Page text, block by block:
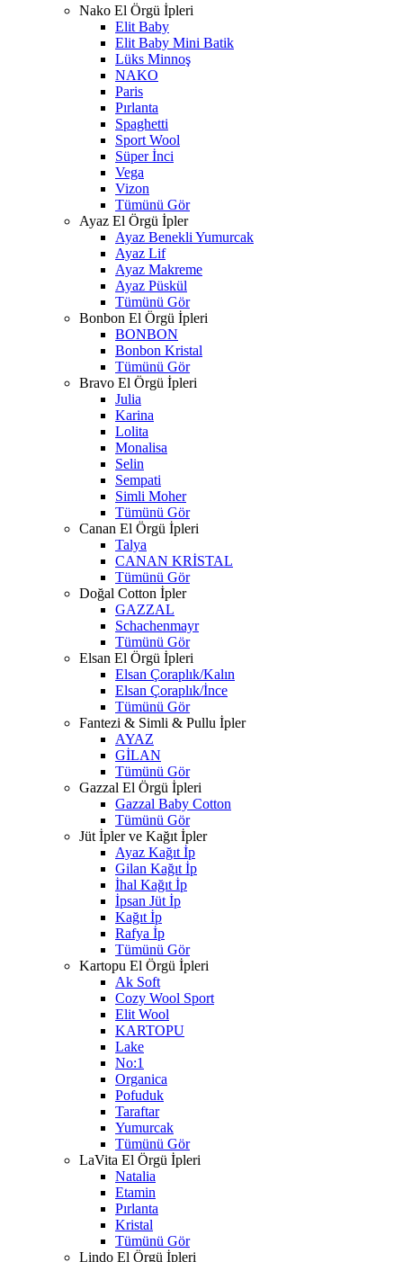
Nako El Örgü İpleri
Elit Baby
Elit Baby Mini Batik
Lüks Minnoş
NAKO
Paris
Pırlanta
Spaghetti
Sport Wool
Süper İnci
Vega
Vizon
Tümünü Gör
Ayaz El Örgü İpler
Ayaz Benekli Yumurcak
Ayaz Lif
Ayaz Makreme
Ayaz Püskül
Tümünü Gör
Bonbon El Örgü İpleri
BONBON
Bonbon Kristal
Tümünü Gör
Bravo El Örgü İpleri
Julia
Karina
Lolita
Monalisa
Selin
Sempati
Simli Moher
Tümünü Gör
Canan El Örgü İpleri
Talya
CANAN KRİSTAL
Tümünü Gör
Doğal Cotton İpler
GAZZAL
Schachenmayr
Tümünü Gör
Elsan El Örgü İpleri
Elsan Çoraplık/Kalın
Elsan Çoraplık/İnce
Tümünü Gör
Fantezi & Simli & Pullu İpler
AYAZ
GİLAN
Tümünü Gör
Gazzal El Örgü İpleri
Gazzal Baby Cotton
Tümünü Gör
Jüt İpler ve Kağıt İpler
Ayaz Kağıt İp
Gilan Kağıt İp
İhal Kağıt İp
İpsan Jüt İp
Kağıt İp
Rafya İp
Tümünü Gör
Kartopu El Örgü İpleri
Ak Soft
Cozy Wool Sport
Elit Wool
KARTOPU
Lake
No:1
Organica
Pofuduk
Taraftar
Yumurcak
Tümünü Gör
LaVita El Örgü İpleri
Natalia
Etamin
Pırlanta
Kristal
Tümünü Gör
Lindo El Örgü İpleri